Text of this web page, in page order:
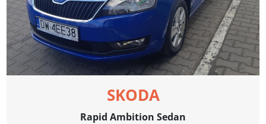
SKODA
Rapid Ambition Sedan